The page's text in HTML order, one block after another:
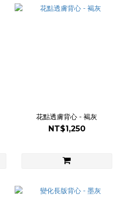
花點透膚背心 - 褐灰
NT$1,250